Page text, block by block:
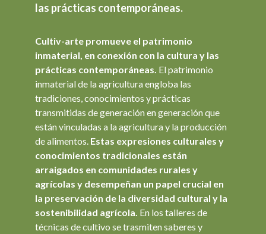
las prácticas contemporáneas.
Cultiv-arte promueve el patrimonio
inmaterial, en conexión con la cultura y las
prácticas contemporáneas. El patrimonio
inmaterial de la agricultura engloba las
tradiciones, conocimientos y prácticas
transmitidas de generación en generación que
están vinculadas a la agricultura y la producción
de alimentos. Estas expresiones culturales y
conocimientos tradicionales están
arraigados en comunidades rurales y
agrícolas y desempeñan un papel crucial en
la preservación de la diversidad cultural y la
sostenibilidad agrícola. En los talleres de
técnicas de cultivo se trasmiten saberes y